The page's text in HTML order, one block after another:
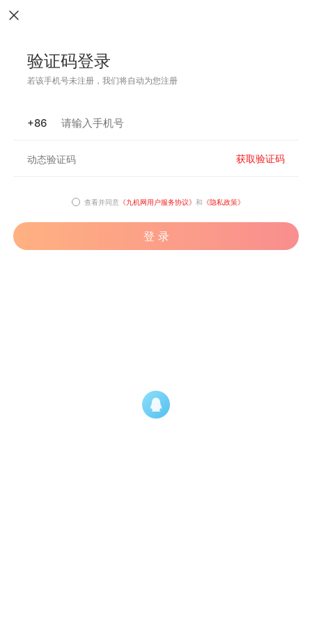
验证码登录
若该手机号未注册，我们将自动为您注册
+86
获取验证码
查看并同意 《九机网用户服务协议》 和 《隐私政策》
登 录